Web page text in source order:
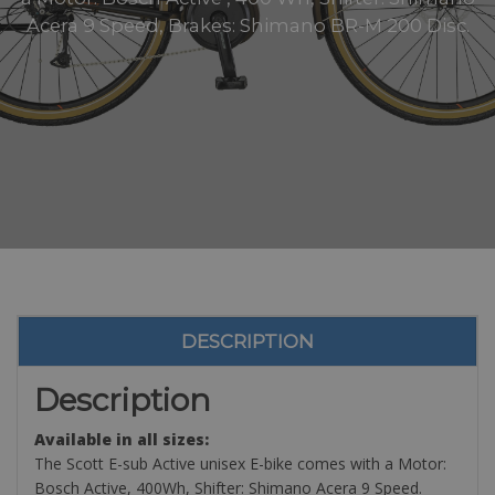
Acera 9 Speed, Brakes: Shimano BR-M 200 Disc.
DESCRIPTION
Description
Available in all sizes:
The Scott E-sub Active unisex E-bike comes with a Motor:
Bosch Active, 400Wh, Shifter: Shimano Acera 9 Speed.